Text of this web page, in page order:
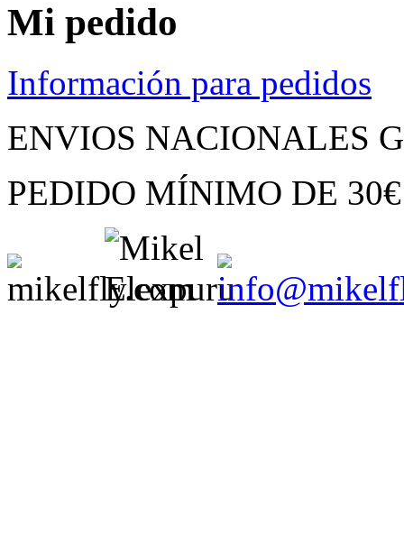
Mi pedido
Información para pedidos
ENVIOS NACIONALES
PEDIDO MÍNIMO DE 30€